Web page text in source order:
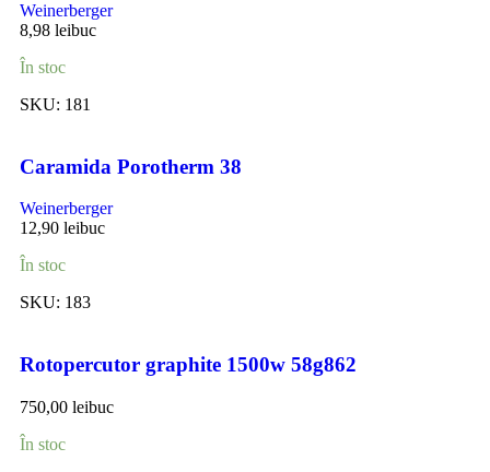
Weinerberger
8,98 leibuc
În stoc
SKU: 181
Caramida Porotherm 38
Weinerberger
12,90 leibuc
În stoc
SKU: 183
Rotopercutor graphite 1500w 58g862
750,00 leibuc
În stoc